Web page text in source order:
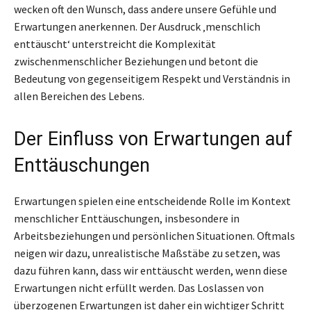
wecken oft den Wunsch, dass andere unsere Gefühle und
Erwartungen anerkennen. Der Ausdruck ‚menschlich
enttäuscht‘ unterstreicht die Komplexität
zwischenmenschlicher Beziehungen und betont die
Bedeutung von gegenseitigem Respekt und Verständnis in
allen Bereichen des Lebens.
Der Einfluss von Erwartungen auf
Enttäuschungen
Erwartungen spielen eine entscheidende Rolle im Kontext
menschlicher Enttäuschungen, insbesondere in
Arbeitsbeziehungen und persönlichen Situationen. Oftmals
neigen wir dazu, unrealistische Maßstäbe zu setzen, was
dazu führen kann, dass wir enttäuscht werden, wenn diese
Erwartungen nicht erfüllt werden. Das Loslassen von
überzogenen Erwartungen ist daher ein wichtiger Schritt